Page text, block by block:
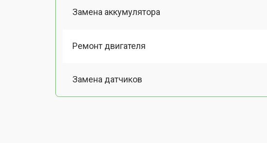
Замена аккумулятора
Ремонт двигателя
Замена датчиков